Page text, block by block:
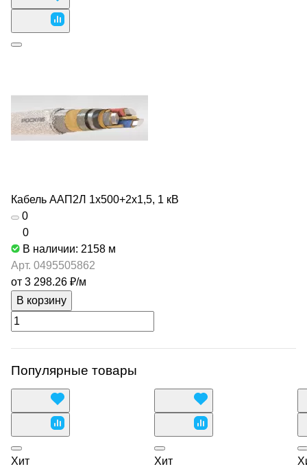
Кабель ААП2Л 1х500+2х1,5, 1 кВ
0
0
В наличии: 2158 м
Арт. 0495505862
от 3 298.26 ₽/м
В корзину
Популярные товары
Хит
Хит